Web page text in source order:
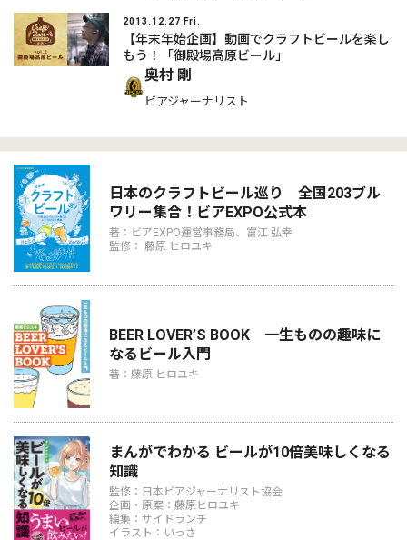
2013.12.27 Fri.
【年末年始企画】動画でクラフトビールを楽し
もう！「御殿場高原ビール」
奥村 剛
ビアジャーナリスト
日本のクラフトビール巡り 全国203ブル
ワリー集合！ビアEXPO公式本
著：ビアEXPO運営事務局、富江 弘幸
監修： 藤原 ヒロユキ
BEER LOVER’S BOOK 一生ものの趣味に
なるビール入門
著：藤原 ヒロユキ
まんがでわかる ビールが10倍美味しくなる
知識
監修：日本ビアジャーナリスト協会
企画・原案：藤原ヒロユキ
編集：サイドランチ
イラスト：いっさ